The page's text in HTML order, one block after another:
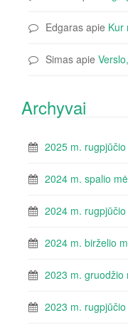
Edgaras apie Kur
Simas apie
Archyvai
2025 m.
2024 m. spalio
2024 m.
2024 m. birželio
2023 m. gruodžio
2023 m.